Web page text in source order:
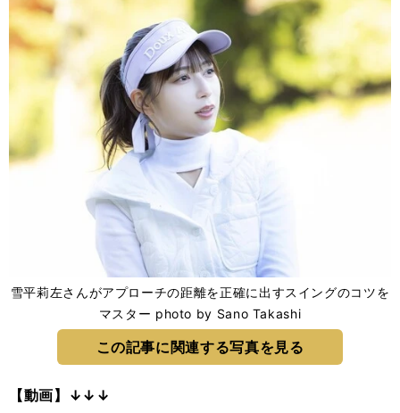
雪平莉左さんがアプローチの距離を正確に出すスイングのコツを
マスター photo by Sano Takashi
この記事に関連する写真を見る
【動画】↓↓↓